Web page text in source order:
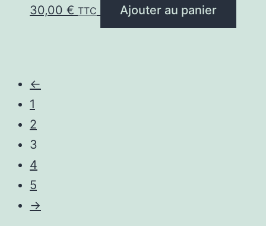
30,00 € TTC Ajouter au panier
←
1
2
3
4
5
→